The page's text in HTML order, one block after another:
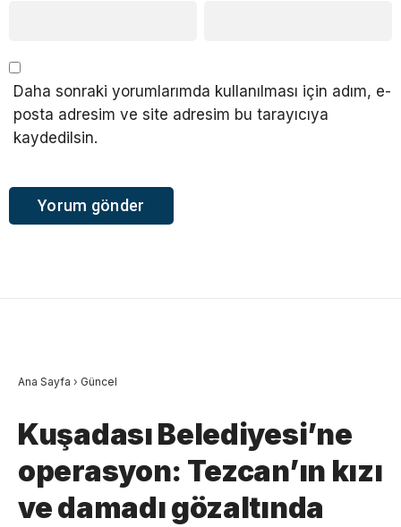
Daha sonraki yorumlarımda kullanılması için adım, e-
posta adresim ve site adresim bu tarayıcıya
kaydedilsin.
Ana Sayfa › Güncel
Kuşadası Belediyesi’ne
operasyon: Tezcan’ın kızı
ve damadı gözaltında